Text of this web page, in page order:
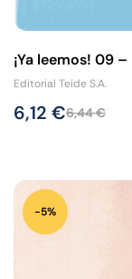
¡Ya leemos! 09
Editorial Teide S.A.
6,44€
6,12 €
-5%